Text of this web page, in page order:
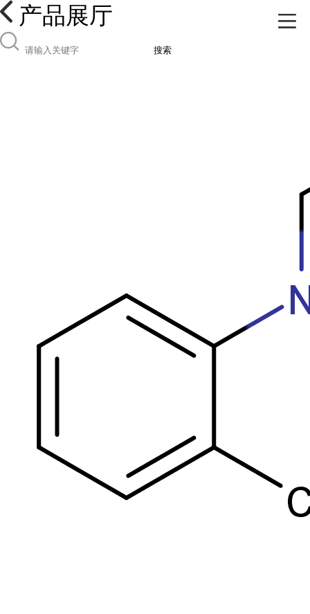
产品展厅
搜索